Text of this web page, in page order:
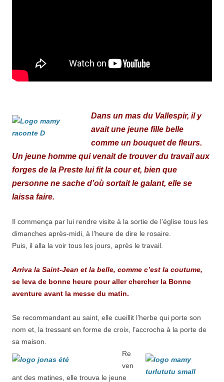
Dans un mas du Vallespir, il y
avait une jeune fille belle
comme un bouquet de fleurs.
Un jeune homme qui venait de trouver du travail aux
forges de la Preste lui fit la cour et, bien que
personne ne sache d’où sortait le galant, elle se
laissa faire.
Il commença par lui rendre visite à la sortie de l’église tous les
dimanches après-midi, à l’heure de dire le rosaire.
Puis, il alla la voir tous les jours, après le travail.
Arriva la Saint-Jean et la belle, comme c’est la coutume,
se leva de bonne heure pour aller chercher la Bonne
aventure avant la messe du matin.
Se recommandant au saint, elle cueillit l’herbe qui porte son
nom et, la tressant en forme de croix, l’accrocha à la porte de
sa maison.
Re
ven
ant des matines, elle trouva le jeune